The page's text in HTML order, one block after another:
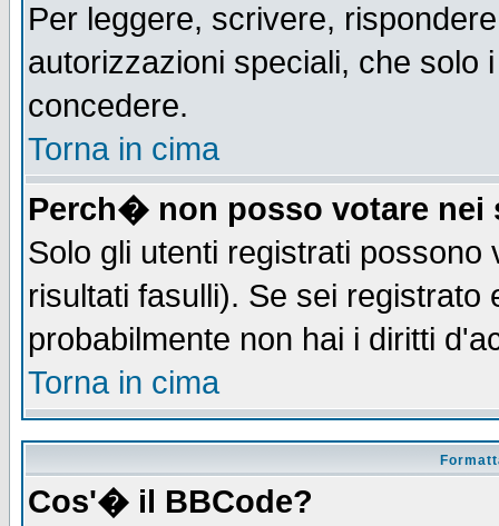
Per leggere, scrivere,
autorizzazioni speciali, che solo
concedere.
Torna in cima
Perch� non posso votare nei
Solo gli utenti registrati
risultati fasulli). Se sei
probabilmente non hai i diritti
Torna in cima
Cos'� il BBCode?